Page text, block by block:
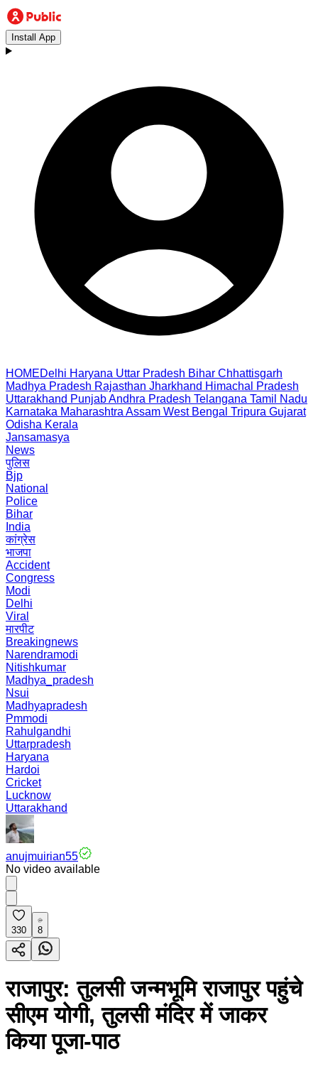
Install App
HOMEDelhi Haryana Uttar Pradesh Bihar Chhattisgarh
Madhya Pradesh Rajasthan Jharkhand Himachal Pradesh
Uttarakhand PunjabAndhra Pradesh Telangana Tamil Nadu
Karnataka Maharashtra Assam West Bengal Tripura Gujarat
Odisha Kerala
Jansamasya
News
पुलिस
Bjp
National
Police
Bihar
India
कांग्रेस
भाजपा
Accident
Congress
Modi
Delhi
Viral
मारपीट
Breakingnews
Narendramodi
Nitishkumar
Madhya_pradesh
Nsui
Madhyapradesh
Pmmodi
Rahulgandhi
Uttarpradesh
Haryana
Hardoi
Cricket
Lucknow
Uttarakhand
anujmuirian55
No video available
330 8
राजापुर: तुलसी जन्मभूमि राजापुर पहुंचे
सीएम योगी, तुलसी मंदिर में जाकर
किया पूजा-पाठ